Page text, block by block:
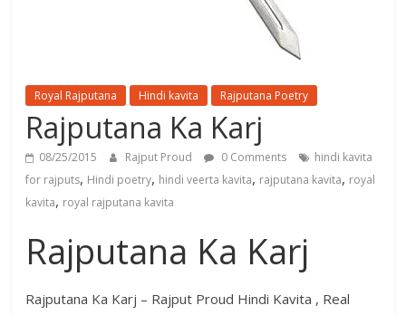
Royal Rajputana Hindi kavita Rajputana Poetry
Rajputana Ka Karj
08/25/2015 Rajput Proud 0 Comments
hindi kavita
for rajputs, Hindi poetry, hindi veerta kavita, rajputana kavita, royal
kavita, royal rajputana kavita
Rajputana Ka Karj
Rajputana Ka Karj – Rajput Proud Hindi Kavita , Real